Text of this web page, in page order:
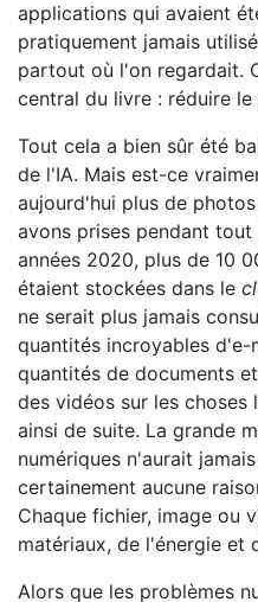
applications qui avaient
pratiquement jamais
partout où l'on regardait.
central du livre : réduire
Tout cela a bien sûr été
de l'IA. Mais est-ce
aujourd'hui plus de
avons prises pendant tout
années 2020, plus de 10
étaient stockées dans le
ne serait plus jamais
quantités incroyables d'e-
quantités de documents
des vidéos sur les choses
ainsi de suite. La grande
numériques n'aurait
certainement aucune
Chaque fichier, image ou
matériaux, de l'énergie et
Alors que les problèmes